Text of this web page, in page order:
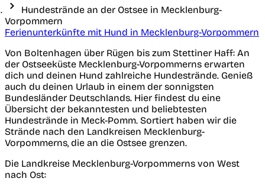
Hundestrände an der Ostsee in Mecklenburg-
Vorpommern
Ferienunterkünfte mit Hund in Mecklenburg-Vorpommern
Von Boltenhagen über Rügen bis zum Stettiner Haff: An
der Ostseeküste Mecklenburg-Vorpommerns erwarten
dich und deinen Hund zahlreiche Hundestrände. Genieß
auch du deinen Urlaub in einem der sonnigsten
Bundesländer Deutschlands. Hier findest du eine
Übersicht der bekanntesten und beliebtesten
Hundestrände in Meck-Pomm. Sortiert haben wir die
Strände nach den Landkreisen Mecklenburg-
Vorpommerns, die an die Ostsee grenzen.
Die Landkreise Mecklenburg-Vorpommerns von West
nach Ost: